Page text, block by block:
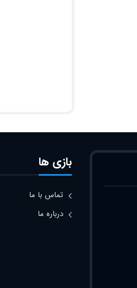
بازی ها
تماس با ما
درباره ما